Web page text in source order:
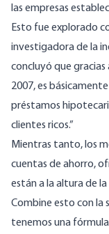
las empresas
Esto fue explorado
investigadora de la
concluyó que gracias
2007,es
préstamos
clientes ricos.”
Mientras tanto, los
cuentas de ahorro,
están a la altura de
Combine esto con la
tenemos una